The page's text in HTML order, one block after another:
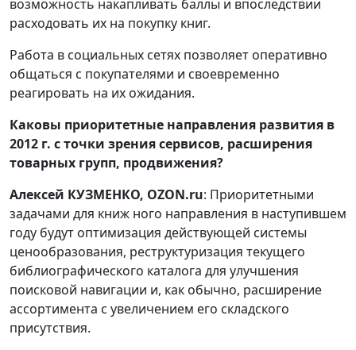
возможность накапливать баллы и впоследствии
расходовать их на покупку книг.
Работа в социальных сетях позволяет оперативно
общаться с покупателями и своевременно
реагировать на их ожидания.
Каковы приоритетные направления развития в
2012 г. с точки зрения сервисов, расширения
товарных групп, продвижения?
Алексей КУЗМЕНКО, OZON.ru: Приоритетными
задачами для книж ного направления в наступившем
году будут оптимизация действующей системы
ценообразования, реструктуризация текущего
библиографического каталога для улучшения
поисковой навигации и, как обычно, расширение
ассортимента с увеличением его складского
присутствия.